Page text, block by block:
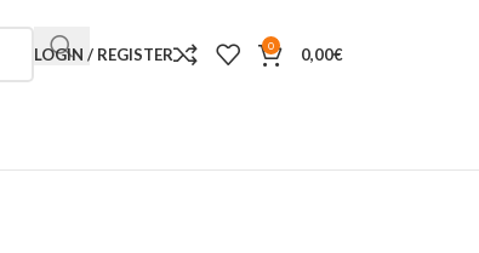
LOGIN / REGISTER 0 0,00€